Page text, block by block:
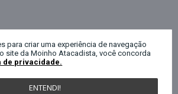
chaira
para criar uma experiência de navegação
site da Moinho Atacadista, você concorda
de privacidade.
ENTENDI!